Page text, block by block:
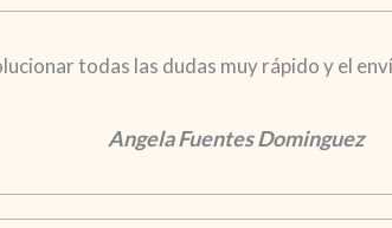
todas las dudas muy rápido y el
Angela Fuentes Dominguez